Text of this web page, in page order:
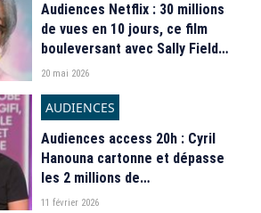
Audiences Netflix : 30 millions
de vues en 10 jours, ce film
bouleversant avec Sally Field
fait un carton surprise sur la
20 mai 2026
AUDIENCES
Audiences access 20h : Cyril
Hanouna cartonne et dépasse
les 2 millions de
téléspectateurs sur W9, Yann
11 février 2026